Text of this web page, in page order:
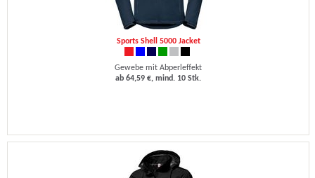
Sports Shell 5000 Jacket
Gewebe mit Abperleffekt
ab 64,59 €, mind. 10 Stk.